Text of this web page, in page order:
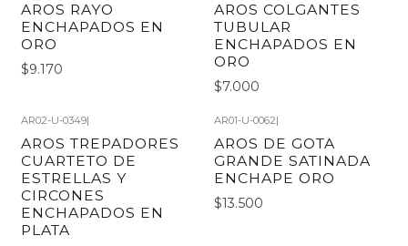
AROS RAYO
ENCHAPADOS EN
ORO
$9.170
AROS COLGANTES
TUBULAR
ENCHAPADOS EN
ORO
$7.000
AR02-U-0349|
AROS TREPADORES
CUARTETO DE
ESTRELLAS Y
CIRCONES
ENCHAPADOS EN
PLATA
AR01-U-0062|
AROS DE GOTA
GRANDE SATINADA
ENCHAPE ORO
$13.500